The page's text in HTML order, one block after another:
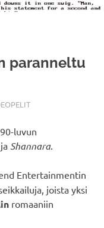
paranneltu
luvun
Shannara.
Entertainmentin
joista yksi
romaaniin